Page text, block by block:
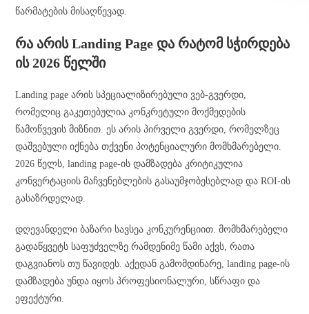
წარმატების მისაღწევად.
რა არის Landing Page და რატომ სჭირდება
ის 2026 წელში
Landing page არის სპეციალიზირებული ვებ-გვერდი,
რომელიც გაკეთებულია კონკრეტული მოქმედების
წამოწვევის მიზნით. ეს არის პირველი გვერდი, რომელზეც
დაშვებული იქნება თქვენი პოტენციალური მომხმარებელი.
2026 წელს, landing page-ის დამზადება კრიტიკულია
კონვერტაციის მაჩვენებლების გასაუმჯობესებლად და ROI-ის
გასაზრდელად.
დღევანდელი ბაზარი სავსეა კონკურენციით. მომხმარებელი
გადაწყვეტს საფუძველზე რამდენიმე წამი აქვს, რათა
დაგვიანოს თუ წავიდეს. აქედან გამომდინარე, landing page-ის
დამზადება უნდა იყოს პროფესიონალური, სწრაფი და
ეფექტური.